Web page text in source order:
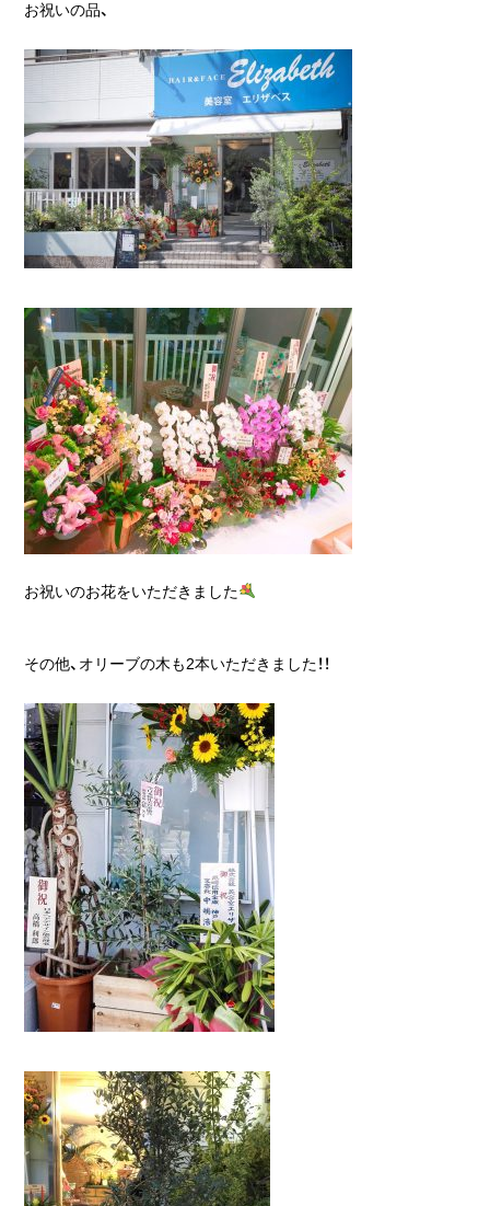
お祝いの品、
お祝いのお花をいただきました
その他、オリーブの木も2本いただきました！！